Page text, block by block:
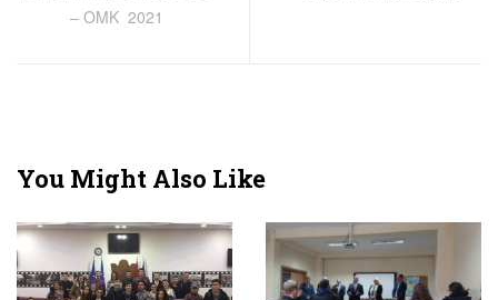
– OMK 2021
You Might Also Like